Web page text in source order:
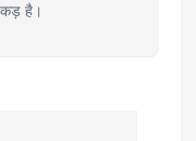
है।